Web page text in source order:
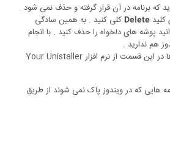
که برنامه در آن قرار گرفته و حذف نمی شود .
کلید Delete کلی کنید . به همین سادگی
پوشه های دلخواه را حذف کنید . با انجام
هم ندارید .
بهتر است برای حذف برنامه ها در این قسمت از نرم افزار Your Unistaller